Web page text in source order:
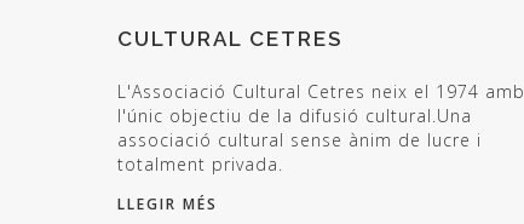
CULTURAL CETRES
L'Associació Cultural Cetres neix el 1974 amb
l'únic objectiu de la difusió cultural.Una
associació cultural sense ànim de lucre i
totalment privada.
LLEGIR MÉS